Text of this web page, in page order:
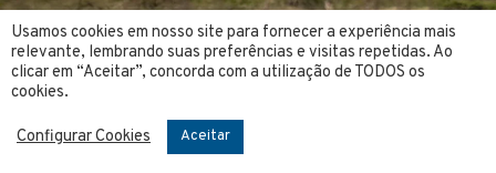
Usamos cookies em nosso site para fornecer a experiência mais
relevante, lembrando suas preferências e visitas repetidas. Ao
clicar em “Aceitar”, concorda com a utilização de TODOS os
cookies.
Configurar Cookies Aceitar